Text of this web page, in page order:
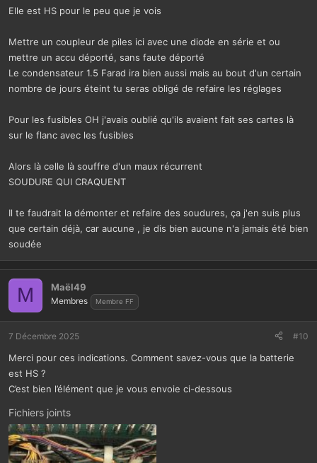
Elle est HS pour le peu que je vois
Mettre un coupleur de piles ici avec une diode en série et ou
mettre un accu déporté, sans faute déporté
Le condensateur 1.5 Farad ira bien aussi mais au bout d'un certain
nombre de jours éteint tu seras obligé de refaire les réglages
Pour les fusibles OH j'avais oublié qu'ils avaient fait ses cartes là
sur le flanc avec les fusibles
Alors là celle là souffre d'un maux récurrent
SOUDURE QUI CRAQUENT
Il te faudrait la démonter et refaire des soudures, ça j'en suis plus
que certain déjà, car aucune , je dis bien aucune n'a jamais été bien
soudée
M Maël49
Membres Membre FF
7 Décembre 2025 #10
Merci pour ces indications. Comment savez-vous que la batterie
est HS ?
C’est bien l’élément que je vous envoie ci-dessous
Fichiers joints